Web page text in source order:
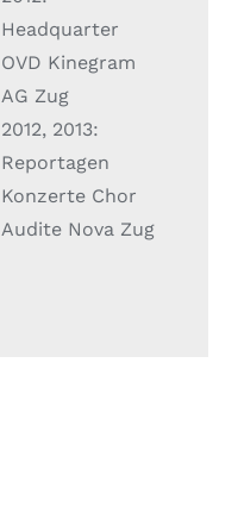
Headquarter
OVD Kinegram
AG Zug
2012, 2013:
Reportagen
Konzerte Chor
Audite Nova Zug